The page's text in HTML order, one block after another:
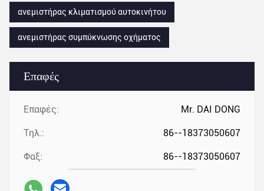
Επαφές
Επαφές: Mr. DAI DONG
Τηλ.: 86--18373050607
Φαξ: 86--18373050607
ανεμιστήρας κλιματισμού αυτοκινήτου
ανεμιστήρας συμπύκνωσης οχήματος